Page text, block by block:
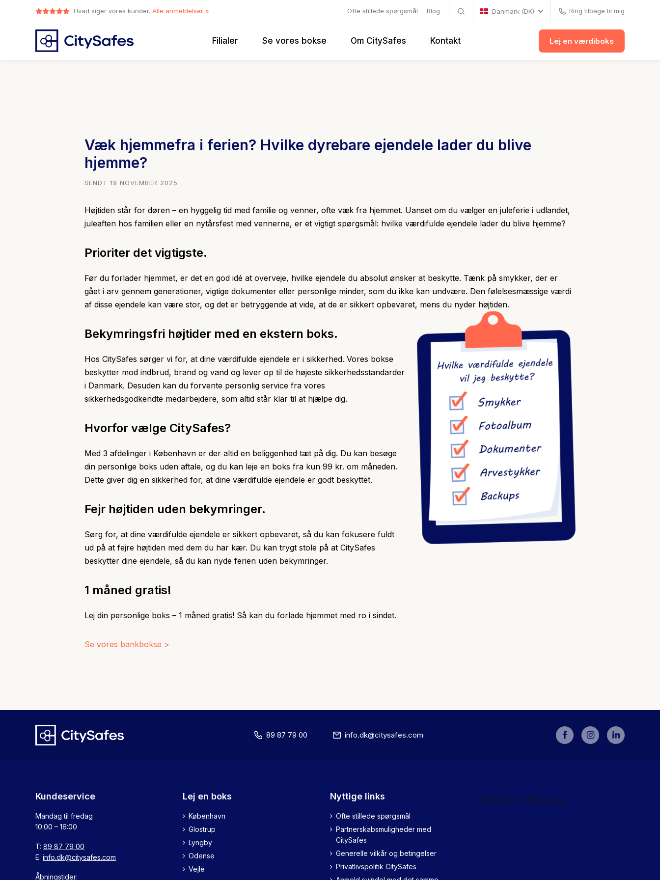
Hvad siger vores kunder. Alle anmeldelser » Ofte stillede spørgsmål Blog Danmark (DK) Ring tilbage til mig
Filialer Se vores bokse Om CitySafes Kontakt Lej en værdiboks
Væk hjemmefra i ferien? Hvilke dyrebare ejendele lader du blive
hjemme?
SENDT 19 NOVEMBER 2025
Højtiden står for døren – en hyggelig tid med familie og venner, ofte væk fra hjemmet. Uanset om du vælger en juleferie i udlandet,
juleaften hos familien eller en nytårsfest med vennerne, er et vigtigt spørgsmål: hvilke værdifulde ejendele lader du blive hjemme?
Prioriter det vigtigste.
Før du forlader hjemmet, er det en god idé at overveje, hvilke ejendele du absolut ønsker at beskytte. Tænk på smykker, der er
gået i arv gennem generationer, vigtige dokumenter eller personlige minder, som du ikke kan undvære. Den følelsesmæssige værdi
af disse ejendele kan være stor, og det er betryggende at vide, at de er sikkert opbevaret, mens du nyder højtiden.
Bekymringsfri højtider med en ekstern boks.
Hos CitySafes sørger vi for, at dine værdifulde ejendele er i sikkerhed. Vores bokse
beskytter mod indbrud, brand og vand og lever op til de højeste sikkerhedsstandarder
i Danmark. Desuden kan du forvente personlig service fra vores
sikkerhedsgodkendte medarbejdere, som altid står klar til at hjælpe dig.
Hvorfor vælge CitySafes?
Med 3 afdelinger i København er der altid en beliggenhed tæt på dig. Du kan besøge
din personlige boks uden aftale, og du kan leje en boks fra kun 99 kr. om måneden.
Dette giver dig en sikkerhed for, at dine værdifulde ejendele er godt beskyttet.
Fejr højtiden uden bekymringer.
Sørg for, at dine værdifulde ejendele er sikkert opbevaret, så du kan fokusere fuldt
ud på at fejre højtiden med dem du har kær. Du kan trygt stole på at CitySafes
beskytter dine ejendele, så du kan nyde ferien uden bekymringer.
1 måned gratis!
Lej din personlige boks – 1 måned gratis! Så kan du forlade hjemmet med ro i sindet.
Se vores bankbokse >
89 87 79 00 info.dk@citysafes.com
Kundeservice
Mandag til fredag
10:00 – 16:00
T: 89 87 79 00
E: info.dk@citysafes.com
Åbningstider:
Lej en boks
København
Glostrup
Lyngby
Odense
Vejle
Nyttige links
Ofte stillede spørgsmål
Partnerskabsmuligheder med
CitySafes
Generelle vilkår og betingelser
Privatlivspolitik CitySafes